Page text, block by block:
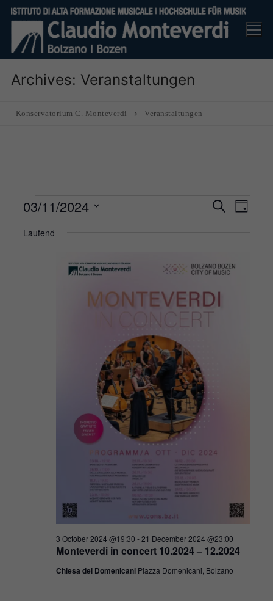
Skip
content
Archives: Veranstaltungen
Konservatorium C. Monteverdi Veranstaltungen
Veranstaltungen
für
November
Suche
Tag
03/11/2024
Laufend
Monteverdi in concert 10.2024 – 12.2024
3 October 2024 @19:30 -21 December 2024 @23:00
Chiesa dei Domenicani Piazza Domenicani, Bolzano